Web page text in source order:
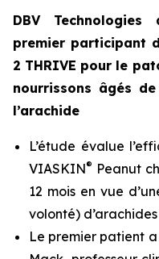
DBV
premier participant
2 THRIVE pour le
nourrissons âgés
l’arachide
L’étude évalue
VIASKIN® Peanut
12 mois en vue
volonté)
Le premier patient